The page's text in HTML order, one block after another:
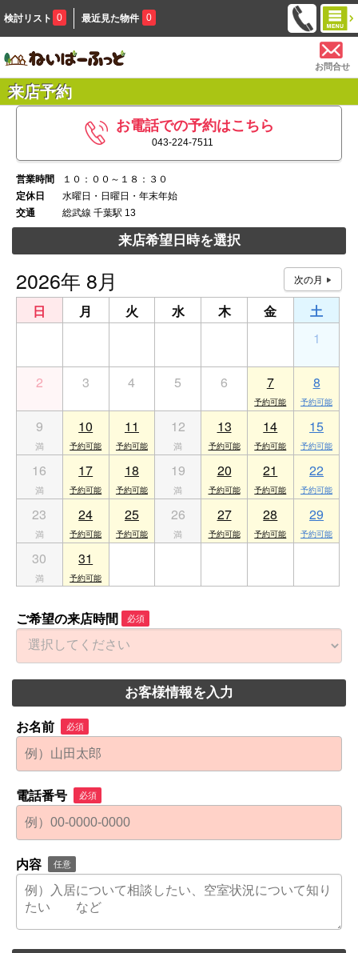
検討リスト 0 最近見た物件 0
お問合せ
来店予約
お電話での予約はこちら
043-224-7511
営業時間
１０：００～１８：３０
定休日
水曜日・日曜日・年末年始
交通
総武線 千葉駅 13
来店希望日時を選択
2026年 8月
日 月 火 水 木 金
土
1
2 3 4 5 6 7 8
9 10 11 12 13 14 15
16 17 18 19 20 21 22
23 24 25 26 27 28 29
30 31
ご希望の来店時間 必須
お客様情報を入力
お名前 必須
電話番号 必須
内容 任意